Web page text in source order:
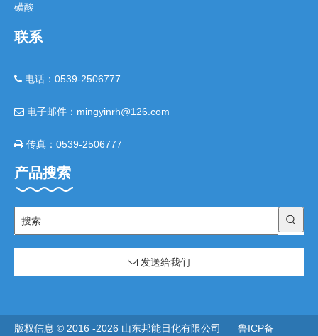
磺酸
联系
 电话：0539-2506777
 电子邮件：mingyinrh@126.com
 传真：0539-2506777
产品搜索
发送给我们
版权信息 © 2016 -2026 山东邦能日化有限公司 鲁ICP备